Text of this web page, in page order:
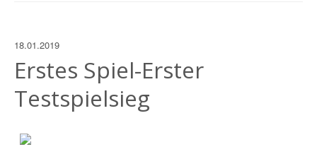
18.01.2019
Erstes Spiel-Erster
Testspielsieg